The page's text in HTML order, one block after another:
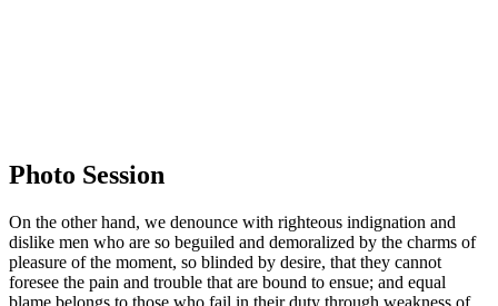
Photo Session
On the other hand, we denounce with righteous indignation and
dislike men who are so beguiled and demoralized by the charms of
pleasure of the moment, so blinded by desire, that they cannot
foresee the pain and trouble that are bound to ensue; and equal